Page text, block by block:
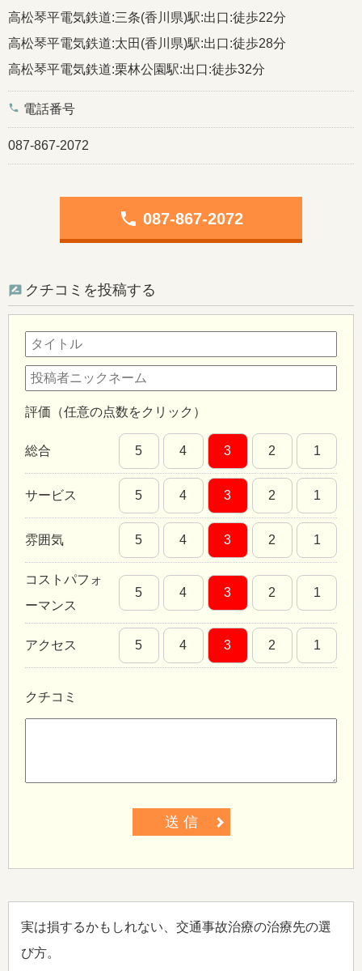
高松琴平電気鉄道:三条(香川県)駅:出口:徒歩22分
高松琴平電気鉄道:太田(香川県)駅:出口:徒歩28分
高松琴平電気鉄道:栗林公園駅:出口:徒歩32分
phone 電話番号
087-867-2072
phone 087-867-2072
クチコミを投稿する
評価（任意の点数をクリック）
総合 5 4 3 2 1
サービス 5 4 3 2 1
雰囲気 5 4 3 2 1
コストパフォ
ーマンス
5 4 3 2 1
アクセス 5 4 3 2 1
クチコミ
送 信
実は損するかもしれない、交通事故治療の治療先の選
び方。